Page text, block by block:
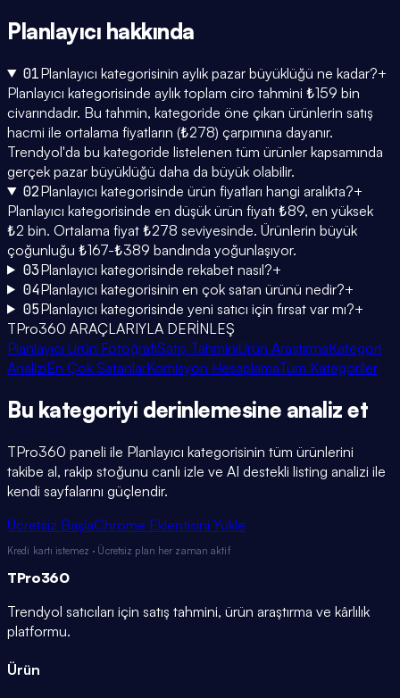
Planlayıcı hakkında
01Planlayıcı kategorisinin aylık pazar büyüklüğü ne kadar?+
Planlayıcı kategorisinde aylık toplam ciro tahmini ₺159 bin
civarındadır. Bu tahmin, kategoride öne çıkan ürünlerin satış
hacmi ile ortalama fiyatların (₺278) çarpımına dayanır.
Trendyol'da bu kategoride listelenen tüm ürünler kapsamında
gerçek pazar büyüklüğü daha da büyük olabilir.
02Planlayıcı kategorisinde ürün fiyatları hangi aralıkta?+
Planlayıcı kategorisinde en düşük ürün fiyatı ₺89, en yüksek
₺2 bin. Ortalama fiyat ₺278 seviyesinde. Ürünlerin büyük
çoğunluğu ₺167-₺389 bandında yoğunlaşıyor.
03Planlayıcı kategorisinde rekabet nasıl?+
04Planlayıcı kategorisinin en çok satan ürünü nedir?+
05Planlayıcı kategorisinde yeni satıcı için fırsat var mı?+
TPro360 ARAÇLARIYLA DERİNLEŞ
Planlayıcı Ürün FotoğrafıSatış TahminiÜrün AraştırmaKategori
AnaliziEn Çok SatanlarKomisyon HesaplamaTüm Kategoriler
Bu kategoriyi derinlemesine analiz et
TPro360 paneli ile Planlayıcı kategorisinin tüm ürünlerini
takibe al, rakip stoğunu canlı izle ve AI destekli listing analizi ile
kendi sayfalarını güçlendir.
Ücretsiz BaşlaChrome Eklentisini Yükle
Kredi kartı istemez · Ücretsiz plan her zaman aktif
TPro360
Trendyol satıcıları için satış tahmini, ürün araştırma ve kârlılık
platformu.
Ürün